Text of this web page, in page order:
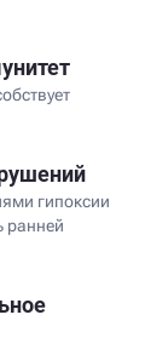
гипоксии
ранней